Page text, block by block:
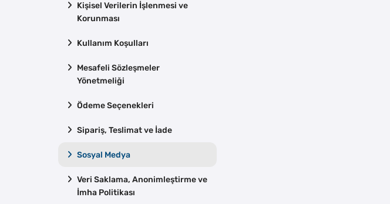
Kişisel Verilerin İşlenmesi ve
Korunması
Kullanım Koşulları
Mesafeli Sözleşmeler
Yönetmeliği
Ödeme Seçenekleri
Sipariş, Teslimat ve İade
Sosyal Medya
Veri Saklama, Anonimleştirme ve
İmha Politikası